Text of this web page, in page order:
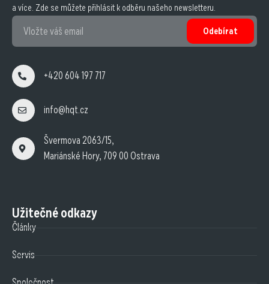
a více. Zde se můžete přihlásit k odběru našeho newsletteru.
Odebírat
+420 604 197 717
info@hqt.cz
Švermova 2063/15,
Mariánské Hory, 709 00 Ostrava
Užitečné odkazy
Články
Servis